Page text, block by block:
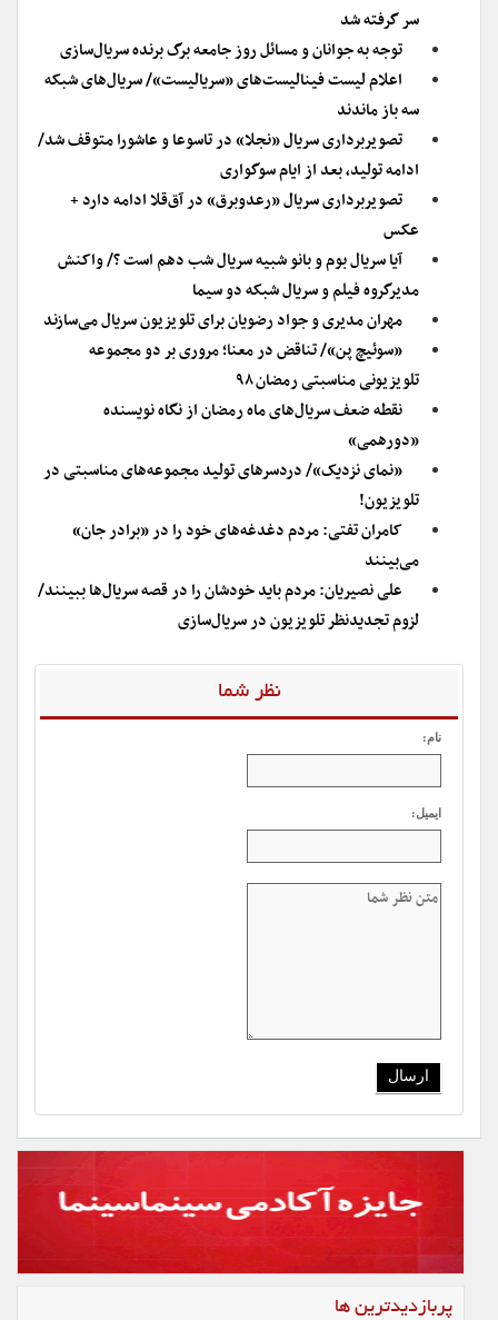
سر گرفته شد
توجه به جوانان و مسائل روز جامعه برگ برنده سریال‌سازی
اعلام لیست فینالیست‌های «سریالیست»/ سریال‌‌های شبکه
سه باز ماندند
تصویربرداری سریال «نجلا» در تاسوعا و عاشورا متوقف شد/
ادامه تولید، بعد از ایام سوگواری
تصویربرداری سریال «رعدوبرق» در آق‌قلا ادامه دارد +
عکس
آیا سریال بوم و بانو شبیه سریال شب دهم است ؟/ واکنش
مدیرگروه فیلم و سریال شبکه دو سیما
مهران مدیری و جواد رضویان برای تلویزیون سریال می‌سازند
«سوئیچ پن»/ تناقض در معنا؛ مروری بر دو مجموعه
تلویزیونی مناسبتی رمضان ۹۸
نقطه ضعف سریال‌های ماه رمضان از نگاه نویسنده
«دورهمی»
«نمای نزدیک»/ دردسرهای تولید مجموعه‌های مناسبتی در
تلویزیون!
کامران تفتی: مردم دغدغه‌های خود را در «برادر جان»
می‌بینند
علی نصیریان: مردم باید خودشان را در قصه سریال‌ها ببینند/
لزوم تجدیدنظر تلویزیون در سریال‌سازی
نظر شما
نام:
ایمیل:
پربازدیدترین ها